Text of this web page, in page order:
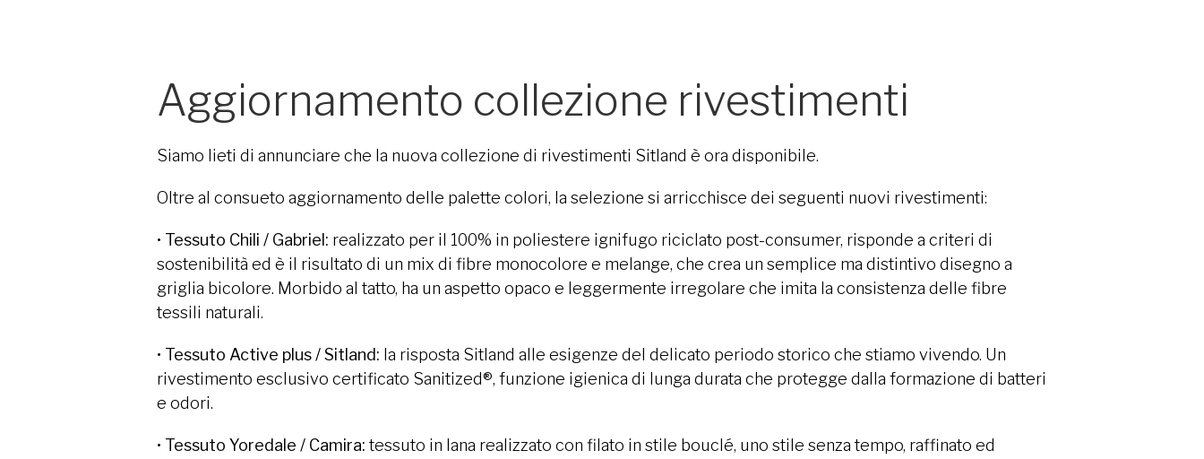
Aggiornamento collezione rivestimenti
Siamo lieti di annunciare che la nuova collezione di rivestimenti Sitland è ora disponibile.
Oltre al consueto aggiornamento delle palette colori, la selezione si arricchisce dei seguenti nuovi rivestimenti:
• Tessuto Chili / Gabriel: realizzato per il 100% in poliestere ignifugo riciclato post-consumer, risponde a criteri di
sostenibilità ed è il risultato di un mix di fibre monocolore e melange, che crea un semplice ma distintivo disegno a
griglia bicolore. Morbido al tatto, ha un aspetto opaco e leggermente irregolare che imita la consistenza delle fibre
tessili naturali.
• Tessuto Active plus / Sitland: la risposta Sitland alle esigenze del delicato periodo storico che stiamo vivendo. Un
rivestimento esclusivo certificato Sanitized®, funzione igienica di lunga durata che protegge dalla formazione di batteri
e odori.
• Tessuto Yoredale / Camira: tessuto in lana realizzato con filato in stile bouclé, uno stile senza tempo, raffinato ed